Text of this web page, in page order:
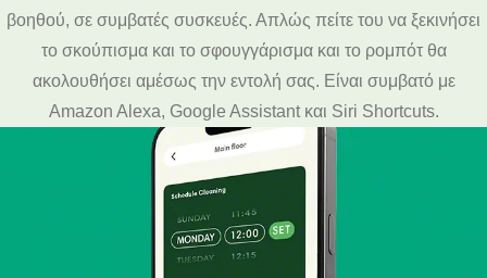
βοηθού, σε συμβατές συσκευές. Απλώς πείτε του να ξεκινήσει
το σκούπισμα και το σφουγγάρισμα και το ρομπότ θα
ακολουθήσει αμέσως την εντολή σας. Είναι συμβατό με
Amazon Alexa, Google Assistant και Siri Shortcuts.